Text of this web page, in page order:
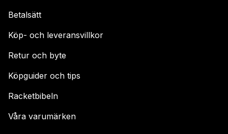
Betalsätt
Köp- och leveransvillkor
Retur och byte
Köpguider och tips
Racketbibeln
Våra varumärken